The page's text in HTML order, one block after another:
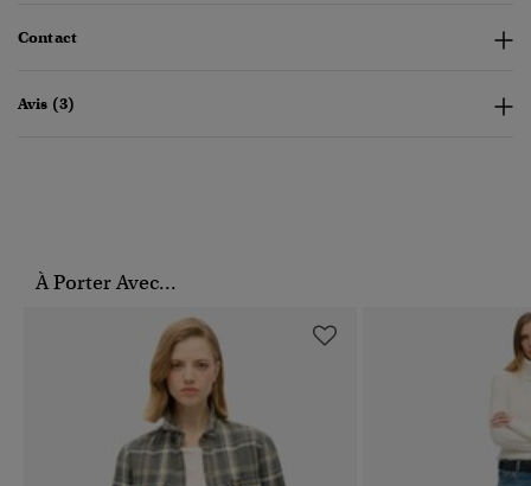
Contact
Avis (3)
À Porter Avec...